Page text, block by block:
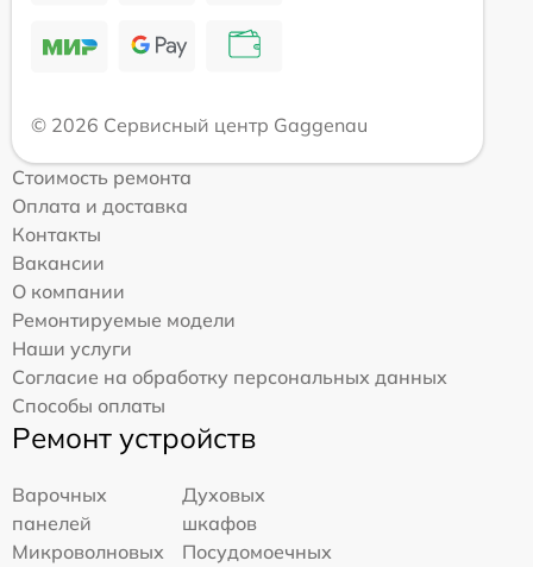
© 2026 Сервисный центр Gaggenau
Стоимость ремонта
Оплата и доставка
Контакты
Вакансии
О компании
Ремонтируемые модели
Наши услуги
Согласие на обработку персональных данных
Способы оплаты
Ремонт устройств
Варочных
панелей
Духовых
шкафов
Микроволновых
Посудомоечных